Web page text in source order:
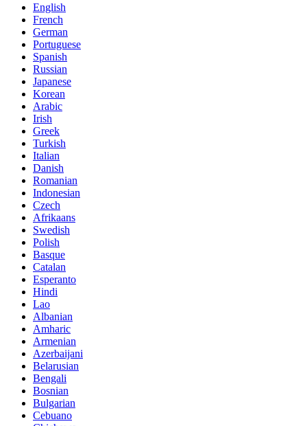
English
French
German
Portuguese
Spanish
Russian
Japanese
Korean
Arabic
Irish
Greek
Turkish
Italian
Danish
Romanian
Indonesian
Czech
Afrikaans
Swedish
Polish
Basque
Catalan
Esperanto
Hindi
Lao
Albanian
Amharic
Armenian
Azerbaijani
Belarusian
Bengali
Bosnian
Bulgarian
Cebuano